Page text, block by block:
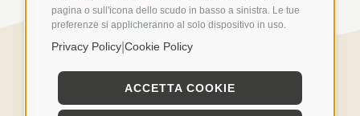
pagina o sull'icona dello scudo in basso a sinistra. Le tue
preferenze si applicheranno al solo dispositivo in uso.
Privacy Policy Cookie Policy
ACCETTA COOKIE